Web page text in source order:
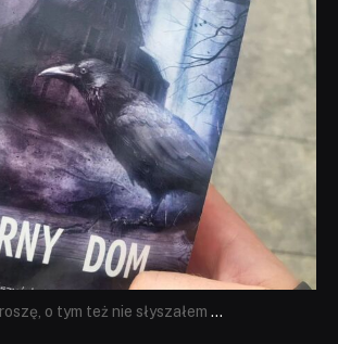
o tym też nie słyszałem ...